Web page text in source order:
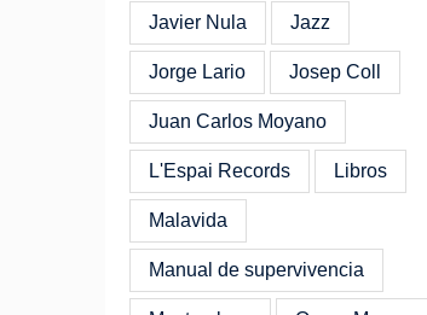
Javier Nula Jazz
Jorge Lario Josep Coll
Juan Carlos Moyano
L'Espai Records Libros
Malavida
Manual de supervivencia